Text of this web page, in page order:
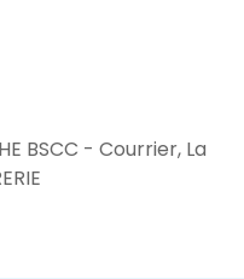
BSCC - Courrier, La